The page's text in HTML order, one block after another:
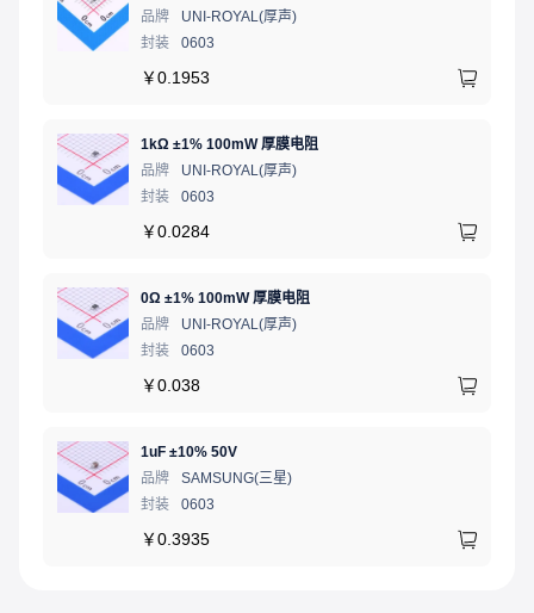
品牌
UNI-ROYAL(厚声)
封装
0603
￥0.1953
1kΩ ±1% 100mW 厚膜电阻
品牌
UNI-ROYAL(厚声)
封装
0603
￥0.0284
0Ω ±1% 100mW 厚膜电阻
品牌
UNI-ROYAL(厚声)
封装
0603
￥0.038
1uF ±10% 50V
品牌
SAMSUNG(三星)
封装
0603
￥0.3935